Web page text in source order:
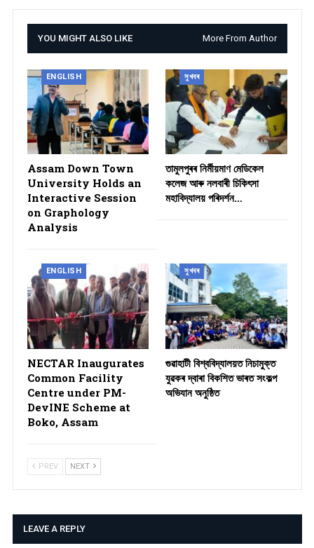
YOU MIGHT ALSO LIKE More From Author
ENGLISH
Assam Down Town
University Holds an
Interactive Session
on Graphology
Analysis
সুখবৰ
তামুলপুৰৰ নিৰ্মীয়মাণ মেডিকেল
কলেজ আৰু নলবাৰী চিকিৎসা
মহাবিদ্যালয় পৰিদৰ্শন…
ENGLISH
NECTAR Inaugurates
Common Facility
Centre under PM-
DevINE Scheme at
Boko, Assam
সুখবৰ
গুৱাহাটী বিশ্ববিদ্যালয়ত নিচামুক্ত
যুৱকৰ দ্বাৰা বিকশিত ভাৰত সংকল্প
অভিযান অনুষ্ঠিত
PREV NEXT
LEAVE A REPLY